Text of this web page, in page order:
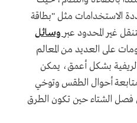
الاستخدامات مثل "بطاقة
غير المحدود عبر وسائل
على العديد من المعالم
بشكل أعمق، يمكن
أحوال الطقس وتوخي
فصل الشتاء حين تكون الطرق